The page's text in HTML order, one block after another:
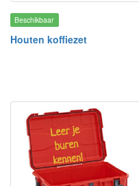
Beschikbaar
Houten koffiezet